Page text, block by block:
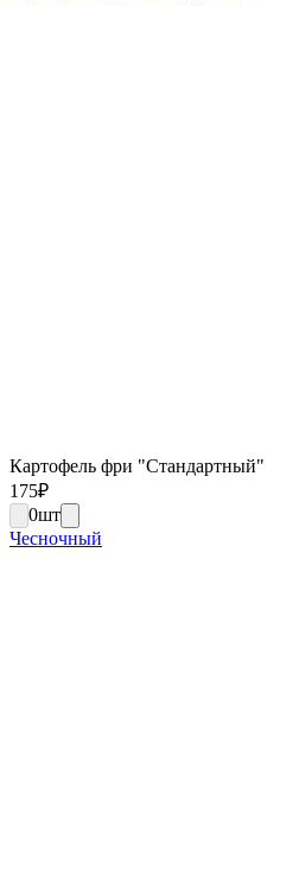
Картофель фри "Стандартный"
175₽
0шт
Чесночный